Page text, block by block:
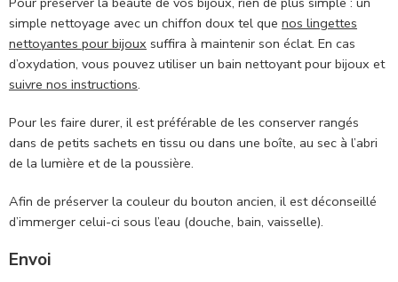
simple nettoyage avec un chiffon doux tel que nos lingettes
nettoyantes pour bijoux suffira à maintenir son éclat. En cas
d’oxydation, vous pouvez utiliser un bain nettoyant pour bijoux et
suivre nos instructions.
Pour les faire durer, il est préférable de les conserver rangés
dans de petits sachets en tissu ou dans une boîte, au sec à l’abri
de la lumière et de la poussière.
Afin de préserver la couleur du bouton ancien, il est déconseillé
d’immerger celui-ci sous l’eau (douche, bain, vaisselle).
Envoi